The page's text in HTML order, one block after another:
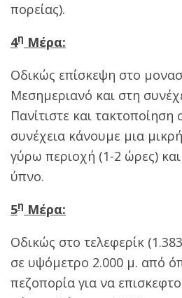
πορείας).
4η Μέρα:
Οδικώς επίσκεψη στο
Μεσημεριανό και στη
Πανίτιστε και
συνέχεια κάνουμε μια
γύρω περιοχή (1-2 ώρες)
ύπνο.
5η Μέρα:
Οδικώς στο τελεφερίκ
σε υψόμετρο 2.000 μ. από
πεζοπορία για να